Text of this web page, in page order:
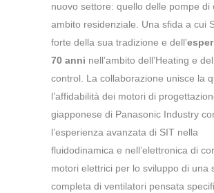
nuovo settore: quello delle pompe di
ambito residenziale. Una sfida a cui
forte della sua tradizione e dell’
70 anni nell’ambito dell’Heating e
control. La collaborazione unisce la
l’affidabilità dei motori di
giapponese di Panasonic Industry
l’esperienza avanzata di SIT nella
fluidodinamica e nell’elettronica di
motori elettrici per lo sviluppo di una
completa di ventilatori pensata